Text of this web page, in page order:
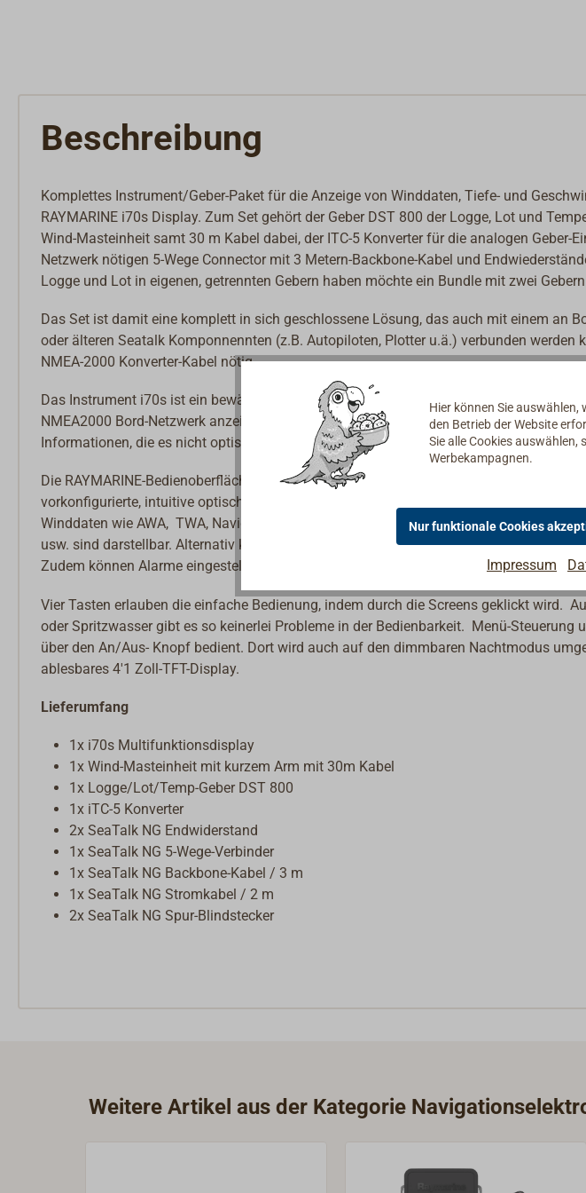
Beschreibung
Komplettes Instrument/Geber-Paket für die Anzeige von Winddaten, Tiefe- und
RAYMARINE i70s Display. Zum Set gehört der Geber DST 800 der Logge, Lot und
Wind-Masteinheit samt 30 m Kabel dabei, der ITC-5 Konverter für die analogen Geber-
Netzwerk nötigen 5-Wege Connector mit 3 Metern-Backbone-Kabel und
Logge und Lot in eigenen, getrennten Gebern haben möchte ein Bundle mit zwei
Das Set ist damit eine komplett in sich geschlossene Lösung, das auch mit einem an
oder älteren Seatalk Komponnennten (z.B. Autopiloten, Plotter u.ä.) verbunden werden
NMEA-2000 Konverter-Kabel nötig.
Das Instrument i70s ist ein bewährtes, sehr vielseitiges Multifunktionsdisplay das fast
NMEA2000 Bord-Netzwerk anzeigen kann. Speed, Kurs, Winddaten, Tiefe,
Informationen, die es nicht optisch klar und strukturiert darstellen kann.
Die RAYMARINE-Bedienoberfläche "Lighthouse 4" erlaubt eine einfache Installation
vorkonfigurierte, intuitive optische Screens in Analog-Instrumenten-Optik. Darunter
Winddaten wie AWA, TWA, Navigationsdaten, Tiefe , Heading. Auch Motor-Messdaten
usw. sind darstellbar. Alternativ können Split-Screens mit bis zu sechs Info-Blöcken
Zudem können Alarme eingestellt werden, etwa für Tiefe, AIS, Kühlwassertemperatur.
Vier Tasten erlauben die einfache Bedienung, indem durch die Screens geklickt wird.
oder Spritzwasser gibt es so keinerlei Probleme in der Bedienbarkeit. Menü-Steuerung
über den An/Aus- Knopf bedient. Dort wird auch auf den dimmbaren Nachtmodus
ablesbares 4'1 Zoll-TFT-Display.
Lieferumfang
1x i70s Multifunktionsdisplay
1x Wind-Masteinheit mit kurzem Arm mit 30m Kabel
1x Logge/Lot/Temp-Geber DST 800
1x iTC-5 Konverter
2x SeaTalk NG Endwiderstand
1x SeaTalk NG 5-Wege-Verbinder
1x SeaTalk NG Backbone-Kabel / 3 m
1x SeaTalk NG Stromkabel / 2 m
2x SeaTalk NG Spur-Blindstecker
Weitere Artikel aus der Kategorie
Hier können Sie
den Betrieb der Website
Sie alle Cookies
Werbekampagnen.
Nur funktionale Cookies
Impressum